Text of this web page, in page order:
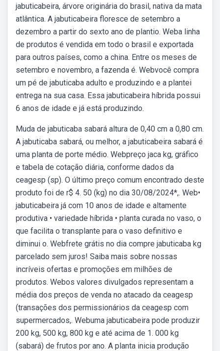
jabuticabeira, árvore originária do brasil, nativa da mata
atlântica. A jabuticabeira floresce de setembro a
dezembro a partir do sexto ano de plantio. Weba linha
de produtos é vendida em todo o brasil e exportada
para outros países, como a china. Entre os meses de
setembro e novembro, a fazenda é. Webvocê compra
um pé de jabuticaba adulto e produzindo e a plantei
entrega na sua casa. Essa jabuticabeira híbrida possui
6 anos de idade e já está produzindo.
Muda de jabuticaba sabará altura de 0,40 cm a 0,80 cm.
A jabuticaba sabará, ou melhor, a jabuticabeira sabará é
uma planta de porte médio. Webpreço jaca kg, gráfico
e tabela de cotação diária, conforme dados da
ceagesp (sp). O último preço comum encontrado deste
produto foi de r$ 4. 50 (kg) no dia 30/08/2024*,. Web•
jabuticabeira já com 10 anos de idade e altamente
produtiva • variedade híbrida • planta curada no vaso, o
que facilita o transplante para o vaso definitivo e
diminui o. Webfrete grátis no dia compre jabuticaba kg
parcelado sem juros! Saiba mais sobre nossas
incríveis ofertas e promoções em milhões de
produtos. Webos valores divulgados representam a
média dos preços de venda no atacado da ceagesp
(transações dos permissionários da ceagesp com
supermercados,. Webuma jabuticabeira pode produzir
200 kg, 500 kg, 800 kg e até acima de 1. 000 kg
(sabará) de frutos por ano. A planta inicia produção